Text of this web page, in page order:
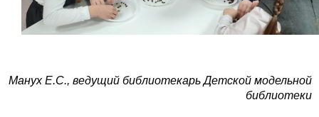
Манух Е.С., ведущий библиотекарь Детской модельной
библиотеки